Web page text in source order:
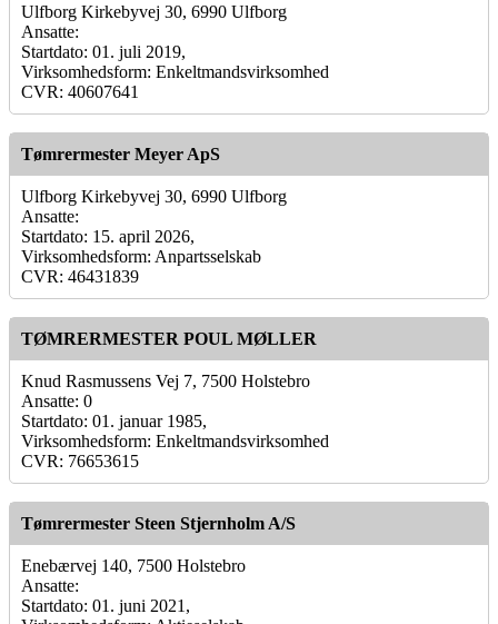
Ulfborg Kirkebyvej 30, 6990 Ulfborg
Ansatte:
Startdato: 01. juli 2019,
Virksomhedsform: Enkeltmandsvirksomhed
CVR: 40607641
Tømrermester Meyer ApS
Ulfborg Kirkebyvej 30, 6990 Ulfborg
Ansatte:
Startdato: 15. april 2026,
Virksomhedsform: Anpartsselskab
CVR: 46431839
TØMRERMESTER POUL MØLLER
Knud Rasmussens Vej 7, 7500 Holstebro
Ansatte: 0
Startdato: 01. januar 1985,
Virksomhedsform: Enkeltmandsvirksomhed
CVR: 76653615
Tømrermester Steen Stjernholm A/S
Enebærvej 140, 7500 Holstebro
Ansatte:
Startdato: 01. juni 2021,